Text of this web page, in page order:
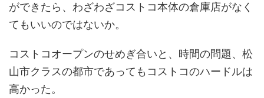
ができたら、わざわざコストコ本体の倉庫店がなく
てもいいのではないか。
コストコオープンのせめぎ合いと、時間の問題、松
山市クラスの都市であってもコストコのハードルは
高かった。